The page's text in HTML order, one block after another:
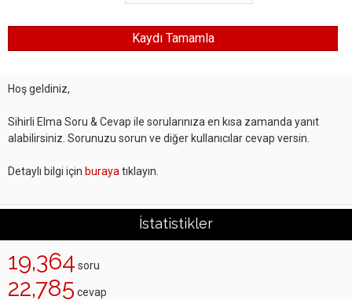
Hoş geldiniz,
Sihirli Elma Soru & Cevap ile sorularınıza en kısa zamanda yanıt
alabilirsiniz. Sorunuzu sorun ve diğer kullanıcılar cevap versin.
Detaylı bilgi için buraya tıklayın.
İstatistikler
19,364 soru
22,785 cevap